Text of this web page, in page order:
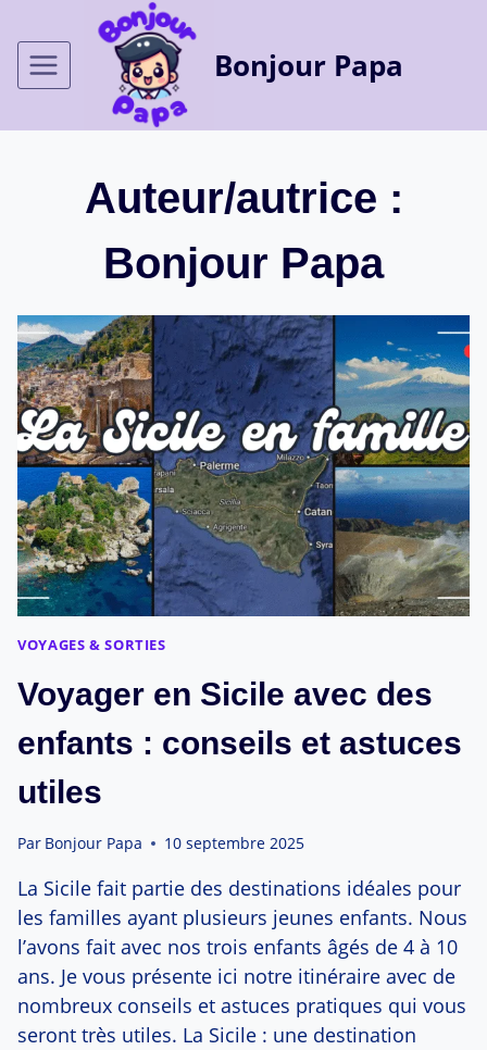
au
contenu
Bonjour Papa
Auteur/autrice :
Bonjour Papa
VOYAGES & SORTIES
Voyager en Sicile avec des
enfants : conseils et astuces
utiles
Par Bonjour Papa 10 septembre 2025
La Sicile fait partie des destinations idéales pour
les familles ayant plusieurs jeunes enfants. Nous
l’avons fait avec nos trois enfants âgés de 4 à 10
ans. Je vous présente ici notre itinéraire avec de
nombreux conseils et astuces pratiques qui vous
seront très utiles. La Sicile : une destination